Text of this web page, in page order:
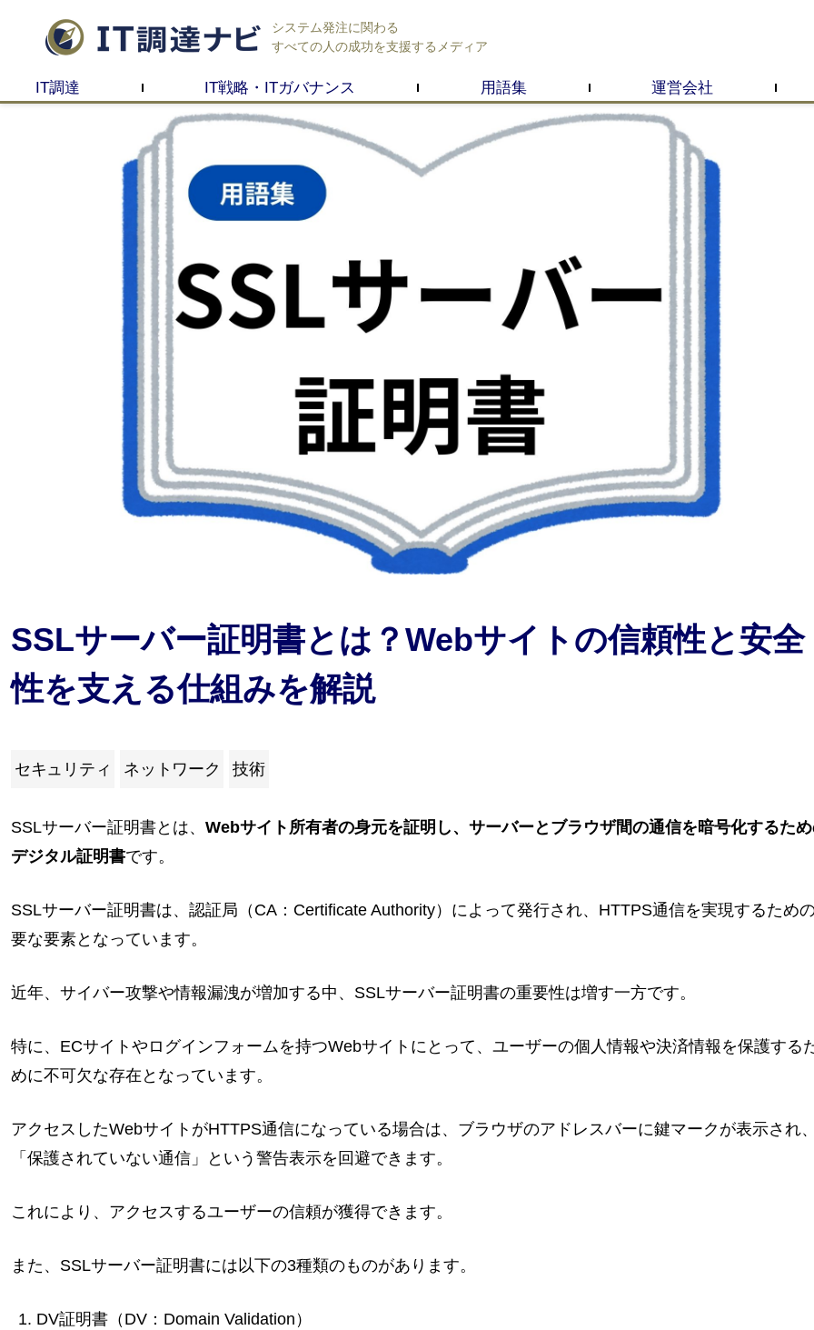
システム発注に関わる
すべての人の成功を支援するメディア
IT調達 IT戦略・ITガバナンス 用語集 運営会社
SSLサーバー証明書とは？Webサイトの信頼性と安全
性を支える仕組みを解説
セキュリティ ネットワーク 技術
SSLサーバー証明書とは、 Webサイト所有者の身元を証明し、サーバーとブラウザ間の通信を暗号化するた
デジタル証明書です。
SSLサーバー証明書は、認証局（CA：Certificate Authority）によって発行され、HTTPS通信を実現するため
要な要素となっています。
近年、サイバー攻撃や情報漏洩が増加する中、SSLサーバー証明書の重要性は増す一方です。
特に、ECサイトやログインフォームを持つWebサイトにとって、ユーザーの個人情報や決済情報を保護する
めに不可欠な存在となっています。
アクセスしたWebサイトがHTTPS通信になっている場合は、ブラウザのアドレスバーに鍵マークが表示され
「保護されていない通信」という警告表示を回避できます。
これにより、アクセスするユーザーの信頼が獲得できます。
また、SSLサーバー証明書には以下の3種類のものがあります。
DV証明書（DV：Domain Validation）